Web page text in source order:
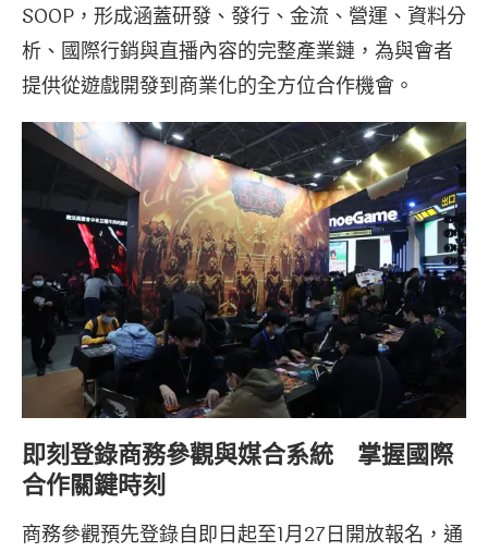
SOOP，形成涵蓋研發、發行、金流、營運、資料分
析、國際行銷與直播內容的完整產業鏈，為與會者
提供從遊戲開發到商業化的全方位合作機會。
即刻登錄商務參觀與媒合系統 掌握國際
合作關鍵時刻
商務參觀預先登錄自即日起至1月27日開放報名，通